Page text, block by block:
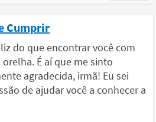
Cumprir
do que encontrar você com
É aí que me sinto
agradecida, irmã! Eu sei
de ajudar você a conhecer a